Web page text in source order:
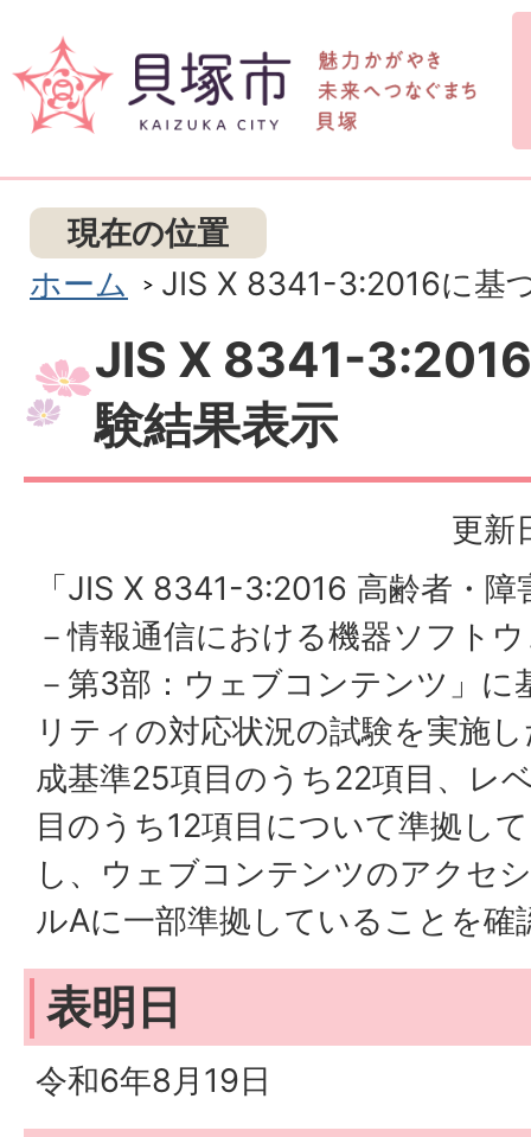
現在の位置
ホーム
JIS X 8341-3:2016に基
JIS X 8341-
験結果表示
更新
「JIS X 8341-3:2016 高齢者・
－情報通信における機器ソフト
－第3部：ウェブコンテンツ」
リティの対応状況の試験を実施
成基準25項目のうち22項目、レ
目のうち12項目について準拠し
し、ウェブコンテンツのアクセ
ルAに一部準拠していることを
表明日
令和6年8月19日